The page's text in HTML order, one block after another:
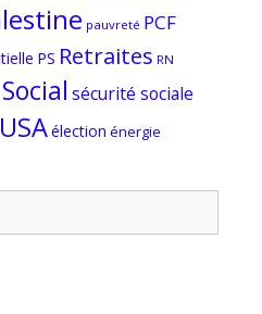
pauvreté PCF
PS Retraites RN
Social sécurité sociale
USAélection énergie